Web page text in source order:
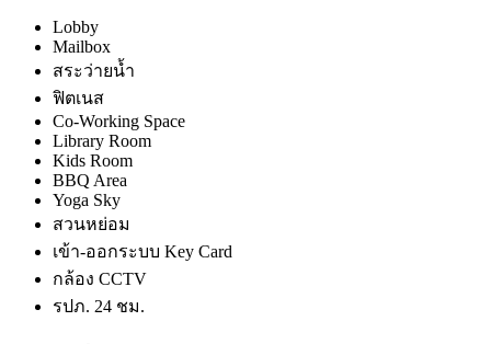
Lobby
Mailbox
สระว่ายน้ำ
ฟิตเนส
Co-Working Space
Library Room
Kids Room
BBQ Area
Yoga Sky
สวนหย่อม
เข้า-ออกระบบ Key Card
กล้อง CCTV
รปภ. 24 ชม.